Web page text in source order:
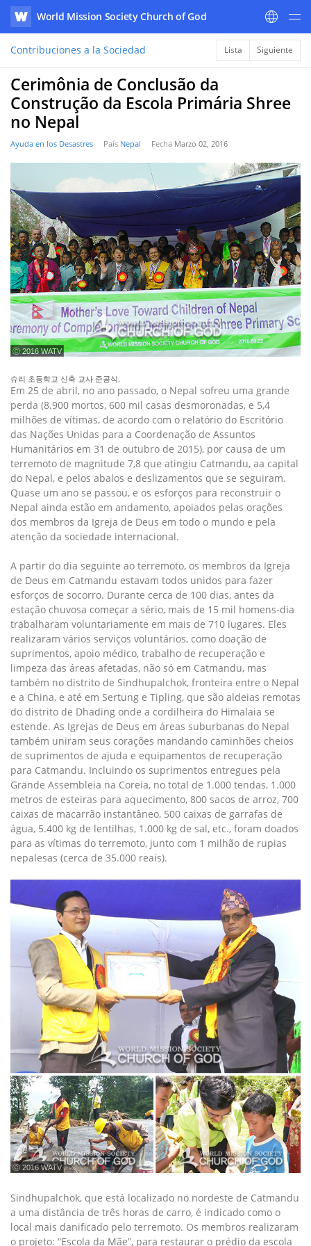
WATV
World Mission Society Church of God
Contribuciones a la Sociedad Lista Siguiente
Cerimônia de Conclusão da
Construção da Escola Primária Shree
no Nepal
Ayuda en los Desastres País Nepal Fecha Marzo 02, 2016
ⓒ 2016 WATV
슈리 초등학교 신축 교사 준공식.
Em 25 de abril, no ano passado, o Nepal sofreu uma grande
perda (8.900 mortos, 600 mil casas desmoronadas, e 5,4
milhões de vítimas, de acordo com o relatório do Escritório
das Nações Unidas para a Coordenação de Assuntos
Humanitários em 31 de outubro de 2015), por causa de um
terremoto de magnitude 7,8 que atingiu Catmandu, aa capital
do Nepal, e pelos abalos e deslizamentos que se seguiram.
Quase um ano se passou, e os esforços para reconstruir o
Nepal ainda estão em andamento, apoiados pelas orações
dos membros da Igreja de Deus em todo o mundo e pela
atenção da sociedade internacional.
A partir do dia seguinte ao terremoto, os membros da Igreja
de Deus em Catmandu estavam todos unidos para fazer
esforços de socorro. Durante cerca de 100 dias, antes da
estação chuvosa começar a sério, mais de 15 mil homens-dia
trabalharam voluntariamente em mais de 710 lugares. Eles
realizaram vários serviços voluntários, como doação de
suprimentos, apoio médico, trabalho de recuperação e
limpeza das áreas afetadas, não só em Catmandu, mas
também no distrito de Sindhupalchok, fronteira entre o Nepal
e a China, e até em Sertung e Tipling, que são aldeias remotas
do distrito de Dhading onde a cordilheira do Himalaia se
estende. As Igrejas de Deus em áreas suburbanas do Nepal
também uniram seus corações mandando caminhões cheios
de suprimentos de ajuda e equipamentos de recuperação
para Catmandu. Incluindo os suprimentos entregues pela
Grande Assembleia na Coreia, no total de 1.000 tendas, 1.000
metros de esteiras para aquecimento, 800 sacos de arroz, 700
caixas de macarrão instantâneo, 500 caixas de garrafas de
água, 5.400 kg de lentilhas, 1.000 kg de sal, etc., foram doados
para as vítimas do terremoto, junto com 1 milhão de rupias
nepalesas (cerca de 35.000 reais).
ⓒ 2016 WATV
Sindhupalchok, que está localizado no nordeste de Catmandu
a uma distância de três horas de carro, é indicado como o
local mais danificado pelo terremoto. Os membros realizaram
o projeto: “Escola da Mãe”, para restaurar o prédio da escola